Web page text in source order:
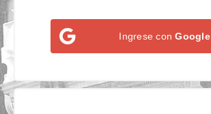
Ingrese conGoogle